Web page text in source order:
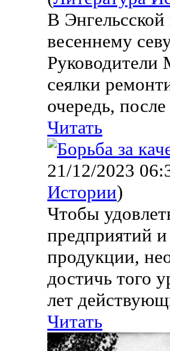
В Энгельсской
весеннему
Руководители
сеялки
очередь,
Читать
21/12/2023
Истории)
Чтобы
предприятий
продукции,
достичь того
лет
Читать